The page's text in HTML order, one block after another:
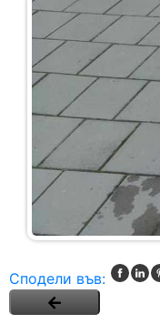
Сподели във: